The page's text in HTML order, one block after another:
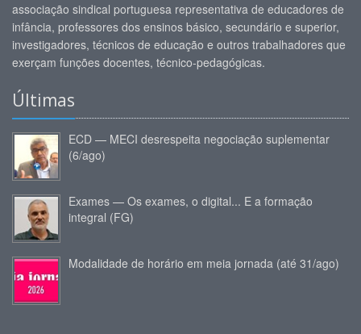
associação sindical portuguesa representativa de educadores de
infância, professores dos ensinos básico, secundário e superior,
investigadores, técnicos de educação e outros trabalhadores que
exerçam funções docentes, técnico-pedagógicas.
Últimas
ECD — MECI desrespeita negociação suplementar
(6/ago)
Exames — Os exames, o digital... E a formação
integral (FG)
Modalidade de horário em meia jornada (até 31/ago)